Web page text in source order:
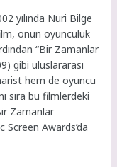
yılında Nuri Bilge
onun oyunculuk
“Bir Zamanlar
gibi uluslararası
hem de oyuncu
sıra bu filmlerdeki
Zamanlar
Screen Awards’da